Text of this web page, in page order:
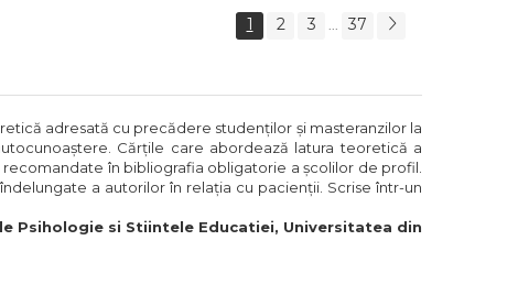
boli mintale cu
1 2 3 37
adresată cu precădere studenţilor şi masteranzilor la
Cărţile care abordează latura teoretică a
în bibliografia obligatorie a şcolilor de profil.
a autorilor în relaţia cu pacienţii. Scrise într-un
Psihologie si Stiintele Educatiei, Universitatea din